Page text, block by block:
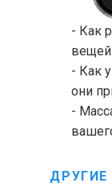
- Как
- Как
они
-